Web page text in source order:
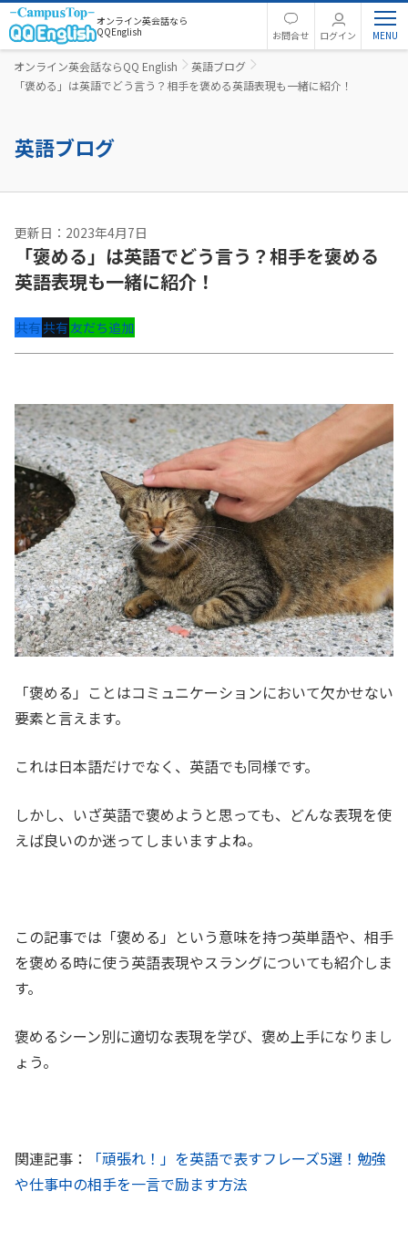
オンライン英会話なら
QQEnglish
お問合せ ログイン
オンライン英会話ならQQ English
英語ブログ
「褒める」は英語でどう言う？相手を褒める英語表現も一緒に紹介！
英語ブログ
更新日：2023年4月7日
「褒める」は英語でどう言う？相手を褒める
英語表現も一緒に紹介！
共有共有友だち追加
「褒める」ことはコミュニケーションにおいて欠かせない
要素と言えます。
これは日本語だけでなく、英語でも同様です。
しかし、いざ英語で褒めようと思っても、どんな表現を使
えば良いのか迷ってしまいますよね。
この記事では「褒める」という意味を持つ英単語や、相手
を褒める時に使う英語表現やスラングについても紹介しま
す。
褒めるシーン別に適切な表現を学び、褒め上手になりまし
ょう。
関連記事：
「頑張れ！」を英語で表すフレーズ5選！勉強
や仕事中の相手を一言で励ます方法